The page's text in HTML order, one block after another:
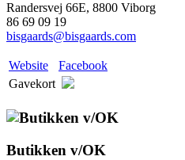
Randersvej 66E, 8800 Viborg
86 69 09 19
bisgaards@bisgaards.com
Website
Facebook
Gavekort
Butikken v/OK